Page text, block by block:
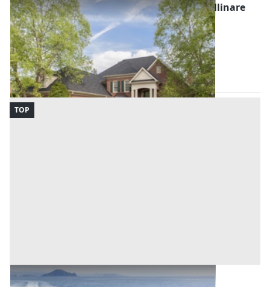
Asta Villini con piscina e terreni in zona collinare
Camaiore (Lucca)
Offerta minima
879.814 € 1.173.085 €
Codice asta:f7ec8eb5
08/10/2026
TOP
Barche a Motore all'asta a Viareggio